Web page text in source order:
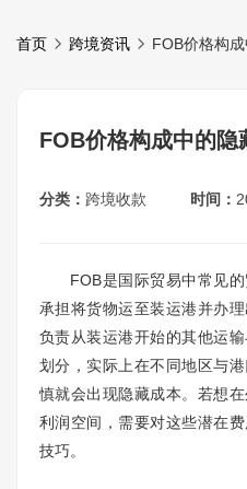
首页 跨境资讯 FOB价格构
FOB价格构成中的隐
分类： 跨境收款 时间：
FOB是国际贸易中常见的
承担将货物运至装运港并办
负责从装运港开始的其他运
划分，实际上在不同地区与
慎就会出现隐藏成本。若想
利润空间，需要对这些潜在
技巧。